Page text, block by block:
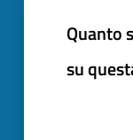
Quanto
su